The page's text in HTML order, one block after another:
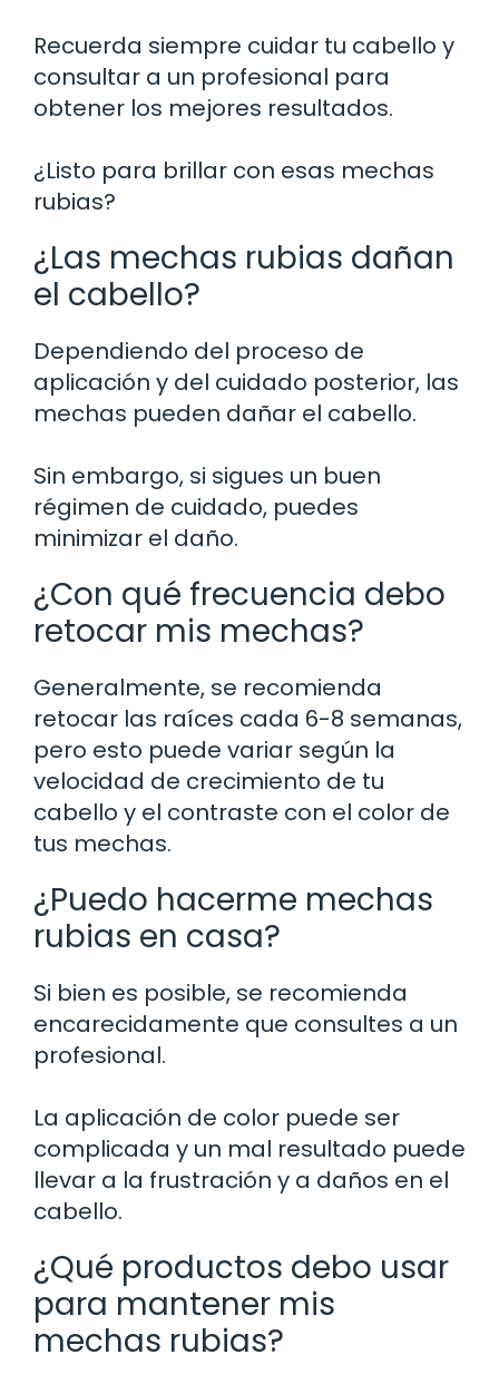
Recuerda siempre cuidar tu cabello y
consultar a un profesional para
obtener los mejores resultados.
¿Listo para brillar con esas mechas
rubias?
¿Las mechas rubias dañan
el cabello?
Dependiendo del proceso de
aplicación y del cuidado posterior, las
mechas pueden dañar el cabello.
Sin embargo, si sigues un buen
régimen de cuidado, puedes
minimizar el daño.
¿Con qué frecuencia debo
retocar mis mechas?
Generalmente, se recomienda
retocar las raíces cada 6-8 semanas,
pero esto puede variar según la
velocidad de crecimiento de tu
cabello y el contraste con el color de
tus mechas.
¿Puedo hacerme mechas
rubias en casa?
Si bien es posible, se recomienda
encarecidamente que consultes a un
profesional.
La aplicación de color puede ser
complicada y un mal resultado puede
llevar a la frustración y a daños en el
cabello.
¿Qué productos debo usar
para mantener mis
mechas rubias?